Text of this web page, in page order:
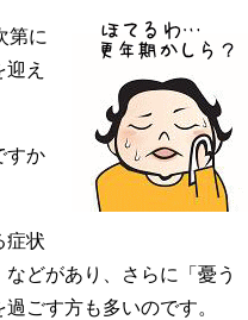
第に
え
すか
症状
どがあり、さらに「憂う
ごす方も多いのです。